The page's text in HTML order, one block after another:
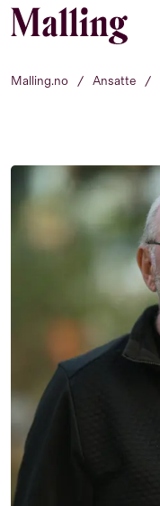
Hopp til innhold
Malling.no / Ansatte /